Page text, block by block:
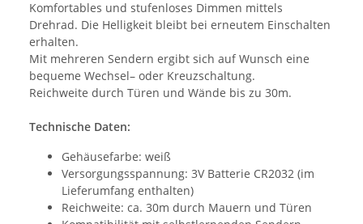
Komfortables und stufenloses Dimmen mittels
Drehrad. Die Helligkeit bleibt bei erneutem Einschalten
erhalten.
Mit mehreren Sendern ergibt sich auf Wunsch eine
bequeme Wechsel– oder Kreuzschaltung.
Reichweite durch Türen und Wände bis zu 30m.
Technische Daten:
Gehäusefarbe: weiß
Versorgungsspannung: 3V Batterie CR2032 (im
Lieferumfang enthalten)
Reichweite: ca. 30m durch Mauern und Türen